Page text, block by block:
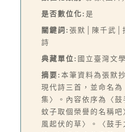
是否數位化: 是
關鍵詞: 張默│陳千武│
詩
典藏單位: 國立臺灣文
摘要: 本筆資料為張默
現代詩三首，並命名為
集〉。內容依序為〈鼓
蚊子取個榮譽的名稱
風起伏的草〉。〈鼓手